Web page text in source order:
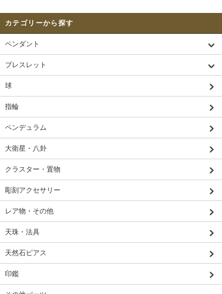
カテゴリーから探す
ペンダント
ブレスレット
球
指輪
ペンデュラム
大衛星・八卦
クラスター・置物
彫刻アクセサリー
レア物・その他
天珠・法具
天然石ピアス
印鑑